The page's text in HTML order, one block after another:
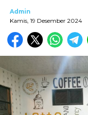
Admin
Kamis, 19 Desember 2024